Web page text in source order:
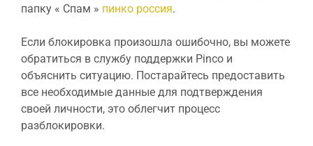
папку « Спам » пинко россия.
Если блокировка произошла ошибочно, вы можете
обратиться в службу поддержки Pinco и
объяснить ситуацию. Постарайтесь предоставить
все необходимые данные для подтверждения
своей личности, это облегчит процесс
разблокировки.